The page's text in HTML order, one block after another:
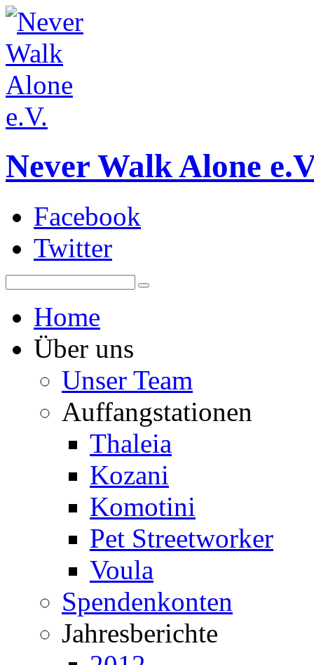
Never Walk Alone
Facebook
Twitter
Home
Über uns
Unser Team
Auffangstationen
Thaleia
Kozani
Komotini
Pet Streetworker
Voula
Spendenkonten
Jahresberichte